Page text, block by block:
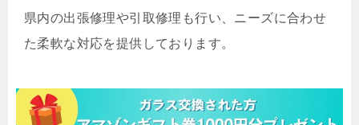
県内の出張修理や引取修理も行い、ニーズに合わせ
た柔軟な対応を提供しております。